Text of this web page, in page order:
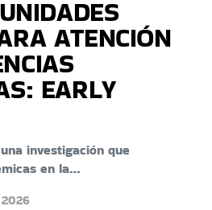
ATENCIÓN
EARLY
investigación que
en la…